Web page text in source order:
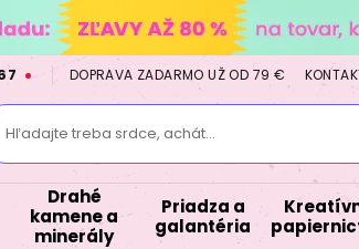
DOPRAVA ZADARMO UŽ OD 79 €
Hľadajte treba srdce, achát...
Drahé
kamene a
minerály
Priadza a
galantéria